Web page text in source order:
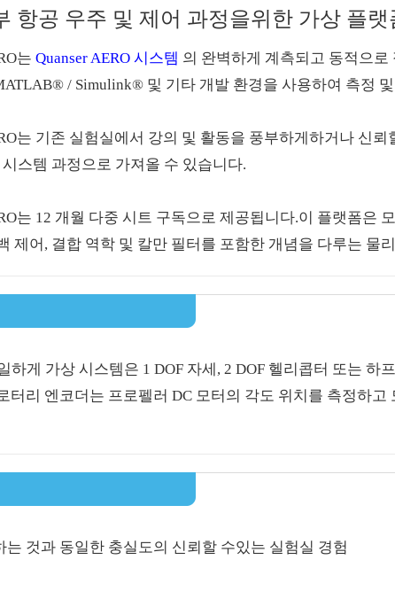
항공 우주 및 제어 과정을위한 가상 플랫
는 Quanser AERO 시스템 의 완벽하게 계측되고 동적으
/ Simulink® 및 기타 개발 환경을 사용하여 측정
는 기존 실험실에서 강의 및 활동을 풍부하게하거나 신
스템 과정으로 가져올 수 있습니다.
는 12 개월 다중 시트 구독으로 제공됩니다. ​ 이 플랫폼은
제어, 결합 역학 및 칼만 필터를 포함한 개념을 다루는 물
하게 가상 시스템은 1 DOF 자세, 2 DOF 헬리콥터 또는 하
터리 엔코더는 프로펠러 DC 모터의 각도 위치를 측정하
것과 동일한 충실도의 신뢰할 수있는 실험실 경험